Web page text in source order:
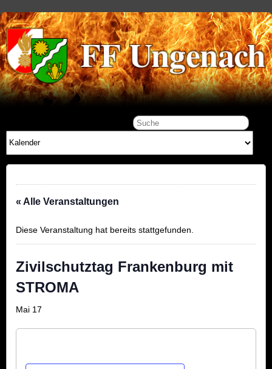
« Alle Veranstaltungen
Diese Veranstaltung hat bereits stattgefunden.
Zivilschutztag Frankenburg mit
STROMA
Mai 17